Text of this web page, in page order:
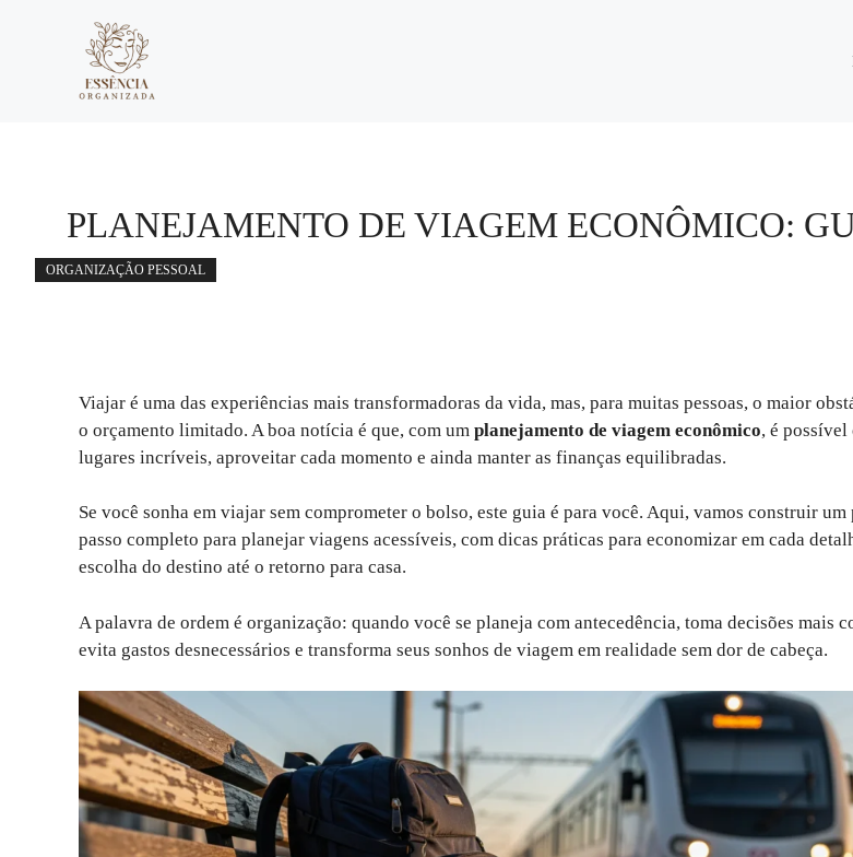
PLANEJAMENTO DE VIAGEM ECONÔMICO:
ORGANIZAÇÃO PESSOAL
Viajar é uma das experiências mais transformadoras da vida, mas, para muitas pessoas, o maior
o orçamento limitado. A boa notícia é que, com um planejamento de viagem econômico, é possível
lugares incríveis, aproveitar cada momento e ainda manter as finanças equilibradas.
Se você sonha em viajar sem comprometer o bolso, este guia é para você. Aqui, vamos construir um
passo completo para planejar viagens acessíveis, com dicas práticas para economizar em cada
escolha do destino até o retorno para casa.
A palavra de ordem é organização: quando você se planeja com antecedência, toma decisões mais
evita gastos desnecessários e transforma seus sonhos de viagem em realidade sem dor de cabeça.